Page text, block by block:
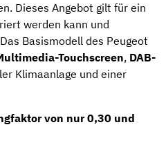
Dieses Angebot gilt für ein
werden kann und
Basismodell des Peugeot
Touchscreen, DAB-
Klimaanlage und einer
von nur 0,30 und